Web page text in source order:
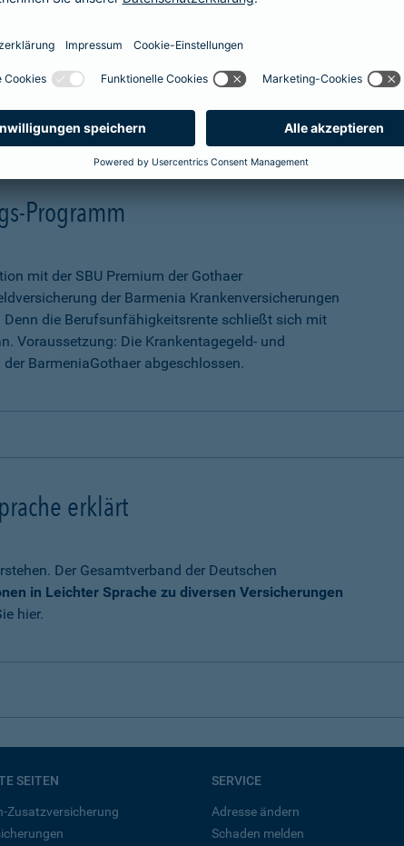
mehr Infos
Programm
mit der SBU Premium der Gothaer
der Barmenia Krankenversicherungen
die Berufsunfähigkeitsrente schließt sich mit
Voraussetzung: Die Krankentagegeld- und
BarmeniaGothaer abgeschlossen.
erklärt
Der Gesamtverband der Deutschen
in Leichter Sprache zu diversen Versicherungen
hier.
SEITEN
Zusatzversicherung
SERVICE
Adresse ändern
Schaden melden